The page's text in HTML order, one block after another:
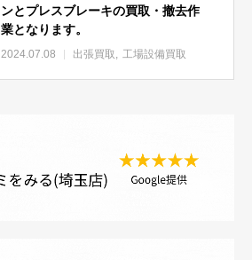
ンとプレスブレーキの買取・撤去作
業となります。
2024.07.08 出張買取 工場設備買取